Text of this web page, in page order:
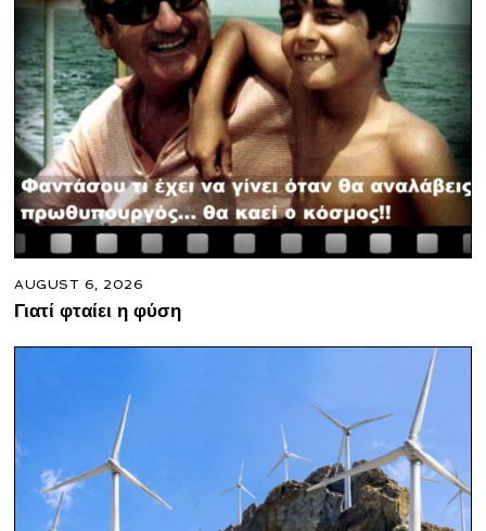
AUGUST 6, 2026
Γιατί φταίει η φύση